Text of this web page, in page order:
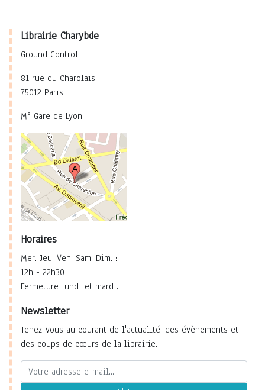
Librairie Charybde
Ground Control
81 rue du Charolais
75012 Paris
M° Gare de Lyon
Horaires
Mer. Jeu. Ven. Sam. Dim. :
12h - 22h30
Fermeture lundi et mardi.
Newsletter
Tenez-vous au courant de l'actualité, des évènements et
des coups de cœurs de la librairie.